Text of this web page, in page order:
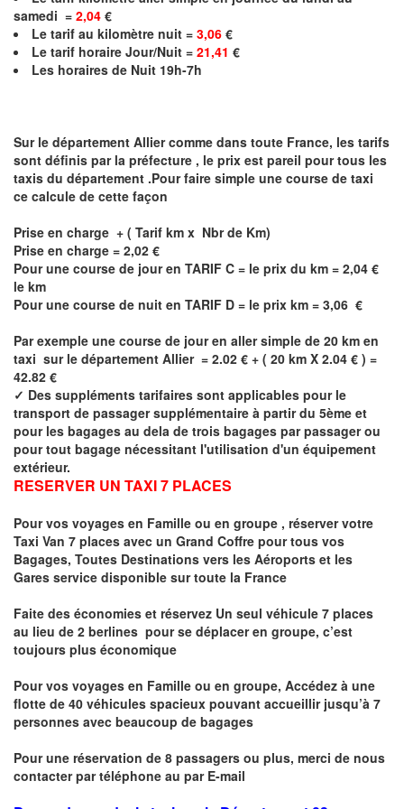
samedi = 2,04 €
Le tarif au kilomètre nuit = 3,06 €
Le tarif horaire Jour/Nuit = 21,41 €
Les horaires de Nuit 19h-7h
Sur le département Alliercomme dans toute France, les tarifs
sont définis par la préfecture , le prix est pareil pour tous les
taxis du département .Pour faire simple une course de taxi
ce calcule de cette façon
Prise en charge + ( Tarif km x Nbr de Km)
Prise en charge = 2,02 €
Pour une course de jour en TARIF C = le prix du km = 2,04 €
le km
Pour une course de nuit en TARIF D = le prix km = 3,06 €
Par exemple une course de jour en aller simple de 20 km en
taxi sur le département Allier = 2.02 € + ( 20 km X 2.04 € ) =
42.82 €
✓ Des suppléments tarifaires sont applicables pour le
transport de passager supplémentaire à partir du 5ème et
pour les bagages au dela de trois bagages par passager ou
pour tout bagage nécessitant l'utilisation d'un équipement
extérieur.
RESERVER UN TAXI 7 PLACES
Pour vos voyages en Famille ou en groupe , réserver votre
Taxi Van 7 places avec un Grand Coffre pour tous vos
Bagages, Toutes Destinations vers les Aéroports et les
Gares service disponible sur toute la France
Faite des économies et réservez Un seul véhicule 7 places
au lieu de 2 berlines pour se déplacer en groupe, c’est
toujours plus économique
Pour vos voyages en Famille ou en groupe, Accédez à une
flotte de 40 véhicules spacieux pouvant accueillir jusqu’à 7
personnes avec beaucoup de bagages
Pour une réservation de 8 passagers ou plus, merci de nous
contacter par téléphone au par E-mail